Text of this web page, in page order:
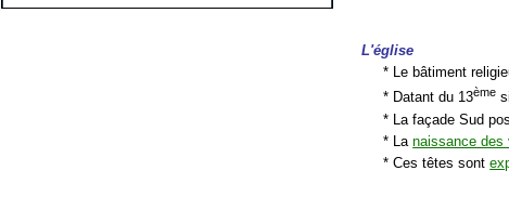
L'église
* Le bâtiment
* Datant du 13ème
* La façade Sud
* Lanaissance des
* Ces têtes sont